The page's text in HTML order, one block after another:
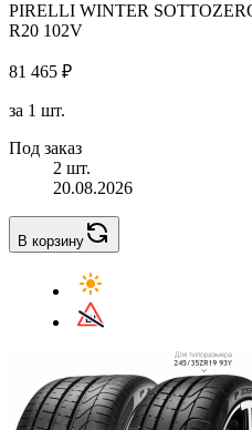
PIRELLI WINTER
R20 102V
81 465 ₽
за 1 шт.
Под заказ
2 шт.
20.08.2026
В корзину